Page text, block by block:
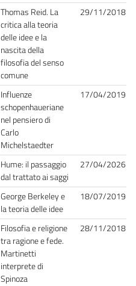
Thomas Reid. La
critica alla teoria
delle idee e la
nascita della
filosofia del senso
comune
29/11/2018
Influenze
schopenhaueriane
nel pensiero di
Carlo
Michelstaedter
17/04/2019
Hume: il passaggio
dal trattato ai saggi
27/04/2026
George Berkeley e
la teoria delle idee
18/07/2019
Filosofia e religione
tra ragione e fede.
Martinetti
interprete di
Spinoza
28/11/2018